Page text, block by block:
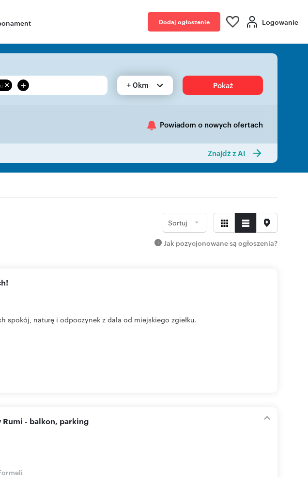
Dodaj ogłoszenie Logowanie
+ + 0km Pokaż
Powiadom o nowych ofertach
Znajdź z AI
Sortuj
Jak pozycjonowane są ogłoszenia?
spokój, naturę i odpoczynek z dala od miejskiego zgiełku.
Rumi - balkon, parking